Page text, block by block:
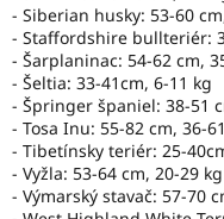
- Siberian husky: 53-60
- Staffordshire bullteriér:
- Šarplaninac: 54-62 cm,
- Šeltia: 33-41cm, 6-11 kg
- Špringer španiel: 38-51
- Tosa Inu: 55-82 cm, 36-
- Tibetínsky teriér: 25-
- Vyžla: 53-64 cm, 20-29 kg
- Výmarský stavač: 57-70